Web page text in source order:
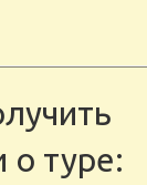
туре: